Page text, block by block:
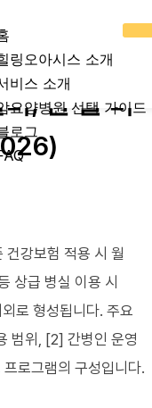
링오아시스 소개
비스 소개
요양병원 선택 가이드
로그
, 한 달 비
강보험 적용 시 월
상급 병실 이용 시
로 형성됩니다. 주요
범위, [2] 간병인 운영
로그램의 구성입니다.